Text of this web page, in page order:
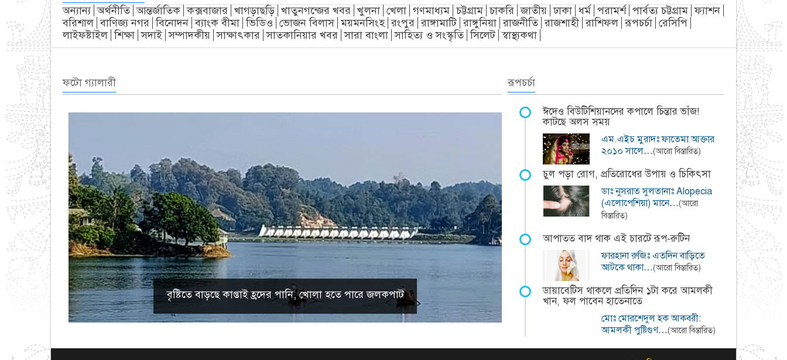
অন্যান্য অর্থনীতি আন্তর্জাতিক কক্সবাজার খাগড়াছড়ি খাতুনগন্জের খবর খুলনা খেলা গণমাধ্যম চট্টগ্রাম চাকরি জাতীয় ঢাকা ধর্ম পরামর্শ পার্বত্য চট্টগ্রাম ফ্যাশন
বরিশাল বাণিজ্য নগর বিনোদন ব্যাংক বীমা ভিডিও ভোজন বিলাস ময়মনসিংহ রংপুর রাঙ্গামাটি রাঙ্গুনিয়া রাজনীতি রাজশাহী রাশিফল রূপচর্চা রেসিপি
লাইফষ্টাইল শিক্ষা সদাই সম্পাদকীয় সাক্ষাৎকার সাতকানিয়ার খবর সারা বাংলা সাহিত্য ও সংস্কৃতি সিলেট স্বাস্থ্যকথা
ফটো গ্যালারী
বৃষ্টিতে বাড়ছে কাপ্তাই হ্রদের পানি, খোলা হতে পারে জলকপাট
রূপচর্চা
ঈদেও বিউটিশিয়ানদের কপালে চিন্তার ভাঁজ!
কাটছে অলস সময়
এম.এইচ মুরাদঃ ফাতেমা আক্তার
২০১০ সালে…(আরো বিস্তারিত)
চুল পড়া রোগ, প্রতিরোধের উপায় ও চিকিৎসা
ডাঃ নুসরাত সুলতানাঃ Alopecia
(এলোপেশিয়া) মানে…(আরো
বিস্তারিত)
আপাতত বাদ থাক এই চারটে রূপ-রুটিন
ফারহানা রুজিঃ এতদিন বাড়িতে
আটকে থাকা…(আরো বিস্তারিত)
ডায়াবেটিস থাকলে প্রতিদিন ১টা করে আমলকী
খান, ফল পাবেন হাতেনাতে
মোঃ মোরশেদুল হক আকবরী:
আমলকী পুষ্টিগুণ…(আরো বিস্তারিত)